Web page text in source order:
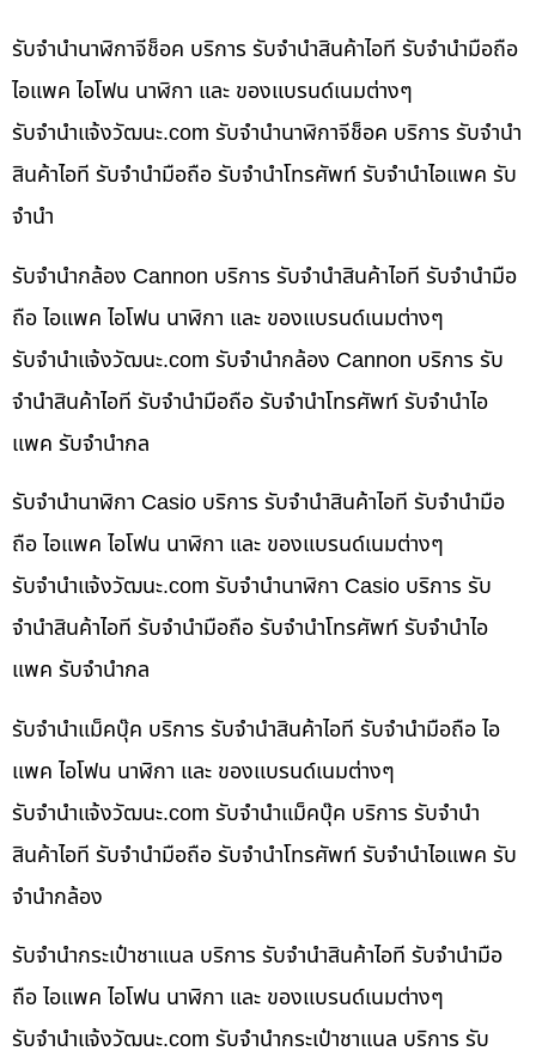
รับจำนำนาฬิกาจีช็อค บริการ รับจำนำสินค้าไอที รับจำนำมือถือ
ไอแพค ไอโฟน นาฬิกา และ ของแบรนด์เนมต่างๆ
รับจํานําแจ้งวัฒนะ.com รับจำนำนาฬิกาจีช็อค บริการ รับจำนำ
สินค้าไอที รับจำนำมือถือ รับจำนำโทรศัพท์ รับจำนำไอแพค รับ
จำนำ
รับจำนำกล้อง Cannon บริการ รับจำนำสินค้าไอที รับจำนำมือ
ถือ ไอแพค ไอโฟน นาฬิกา และ ของแบรนด์เนมต่างๆ
รับจํานําแจ้งวัฒนะ.com รับจำนำกล้อง Cannon บริการ รับ
จำนำสินค้าไอที รับจำนำมือถือ รับจำนำโทรศัพท์ รับจำนำไอ
แพค รับจำนำกล
รับจำนำนาฬิกา Casio บริการ รับจำนำสินค้าไอที รับจำนำมือ
ถือ ไอแพค ไอโฟน นาฬิกา และ ของแบรนด์เนมต่างๆ
รับจํานําแจ้งวัฒนะ.com รับจำนำนาฬิกา Casio บริการ รับ
จำนำสินค้าไอที รับจำนำมือถือ รับจำนำโทรศัพท์ รับจำนำไอ
แพค รับจำนำกล
รับจำนำแม็คบุ๊ค บริการ รับจำนำสินค้าไอที รับจำนำมือถือ ไอ
แพค ไอโฟน นาฬิกา และ ของแบรนด์เนมต่างๆ
รับจํานําแจ้งวัฒนะ.com รับจำนำแม็คบุ๊ค บริการ รับจำนำ
สินค้าไอที รับจำนำมือถือ รับจำนำโทรศัพท์ รับจำนำไอแพค รับ
จำนำกล้อง
รับจำนำกระเป๋าชาแนล บริการ รับจำนำสินค้าไอที รับจำนำมือ
ถือ ไอแพค ไอโฟน นาฬิกา และ ของแบรนด์เนมต่างๆ
รับจํานําแจ้งวัฒนะ.com รับจำนำกระเป๋าชาแนล บริการ รับ